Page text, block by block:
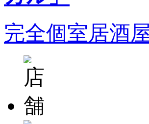
完全個室居酒